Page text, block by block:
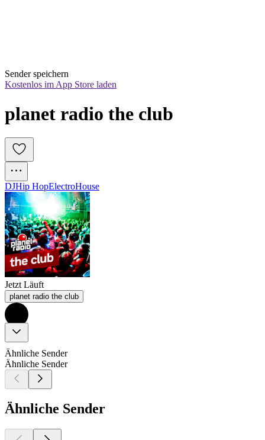
Sender speichern
Kostenlos im App Store laden
planet radio the club
DJHip HopElectroHouse
Jetzt Läuft
planet radio the club
Ähnliche Sender
Ähnliche Sender
Ähnliche Sender